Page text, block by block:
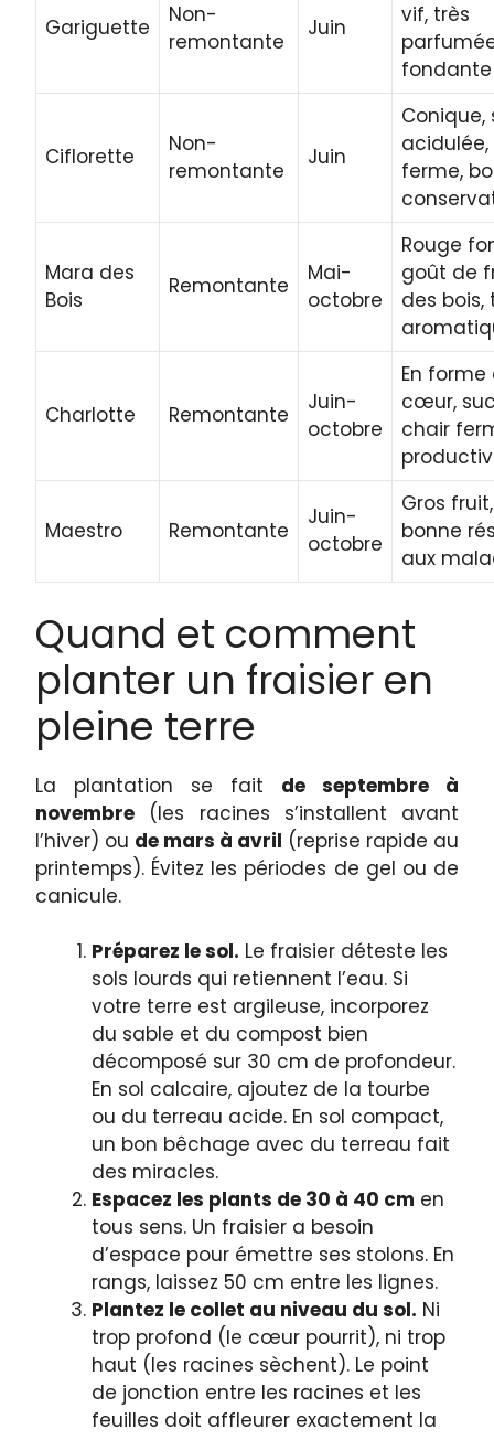
Gariguette
Non-
remontante
Juin
vif, très
fondante
Ciflorette
Non-
remontante
Juin
ferme,
Mara des
Bois
Remontante
Mai-
octobre
Rouge
goût de
des bois,
Charlotte Remontante
Juin-
octobre
En forme
cœur,
chair
Maestro Remontante
Juin-
octobre
Gros
bonne
aux
Quand et comment
planter un fraisier en
pleine terre
La plantation se fait de septembre à
novembre (les racines s’installent avant
l’hiver) ou de mars à avril (reprise rapide au
printemps). Évitez les périodes de gel ou de
canicule.
Préparez le sol. Le fraisier déteste les
sols lourds qui retiennent l’eau. Si
votre terre est argileuse, incorporez
du sable et du compost bien
décomposé sur 30 cm de profondeur.
En sol calcaire, ajoutez de la tourbe
ou du terreau acide. En sol compact,
un bon bêchage avec du terreau fait
des miracles.
Espacez les plants de 30 à 40 cm en
tous sens. Un fraisier a besoin
d’espace pour émettre ses stolons. En
rangs, laissez 50 cm entre les lignes.
Plantez le collet au niveau du sol. Ni
trop profond (le cœur pourrit), ni trop
haut (les racines sèchent). Le point
de jonction entre les racines et les
feuilles doit affleurer exactement la